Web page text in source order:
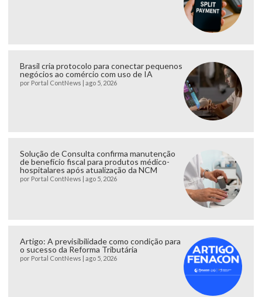
Brasil cria protocolo para conectar pequenos
negócios ao comércio com uso de IA
por Portal ContNews ago 5, 2026
Solução de Consulta confirma manutenção
de benefício fiscal para produtos médico-
hospitalares após atualização da NCM
por Portal ContNews ago 5, 2026
Artigo: A previsibilidade como condição para
o sucesso da Reforma Tributária
por Portal ContNews ago 5, 2026